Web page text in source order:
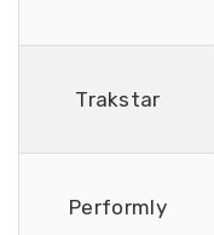
Trakstar
Performly